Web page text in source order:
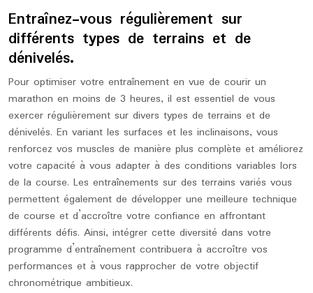
Entraînez-vous régulièrement sur
différents types de terrains et de
dénivelés.
Pour optimiser votre entraînement en vue de courir un
marathon en moins de 3 heures, il est essentiel de vous
exercer régulièrement sur divers types de terrains et de
dénivelés. En variant les surfaces et les inclinaisons, vous
renforcez vos muscles de manière plus complète et améliorez
votre capacité à vous adapter à des conditions variables lors
de la course. Les entraînements sur des terrains variés vous
permettent également de développer une meilleure technique
de course et d’accroître votre confiance en affrontant
différents défis. Ainsi, intégrer cette diversité dans votre
programme d’entraînement contribuera à accroître vos
performances et à vous rapprocher de votre objectif
chronométrique ambitieux.